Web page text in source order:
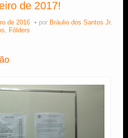
de 2017!
de 2016 por Bráulio dos Santos Jr.
, Fôlders